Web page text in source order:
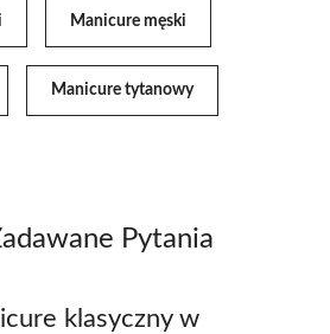
Manicure męski
Manicure tytanowy
Pytania
klasyczny w